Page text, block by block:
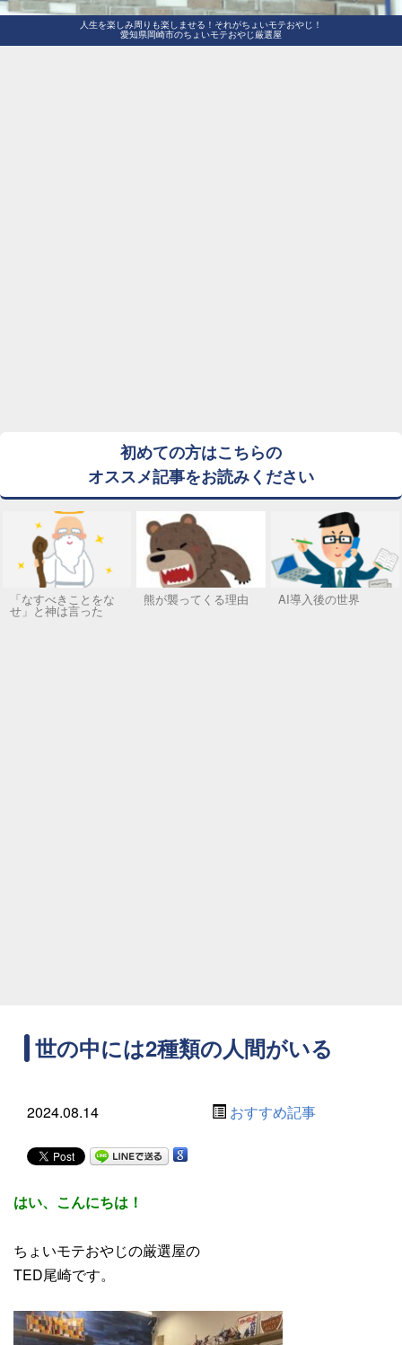
人生を楽しみ周りも楽しませる！それがちょいモテおやじ！
愛知県岡崎市のちょいモテおやじ厳選屋
初めての方はこちらの
オススメ記事をお読みください
「なすべきことをな
せ」と神は言った
熊が襲ってくる理由 AI導入後の世界
世の中には2種類の人間がいる
2024.08.14 おすすめ記事
はい、こんにちは！
ちょいモテおやじの厳選屋の
TED尾崎です。